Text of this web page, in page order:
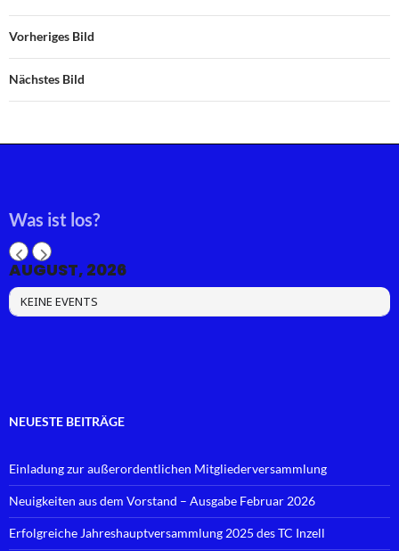
Vorheriges Bild
Nächstes Bild
Was ist los?
AUGUST, 2026
KEINE EVENTS
NEUESTE BEITRÄGE
Einladung zur außerordentlichen Mitgliederversammlung
Neuigkeiten aus dem Vorstand – Ausgabe Februar 2026
Erfolgreiche Jahreshauptversammlung 2025 des TC Inzell